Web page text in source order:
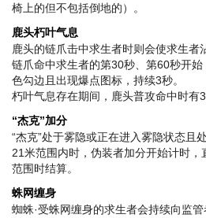
椅上的但不包括倒地的）。
鹿头朽叶气息
鹿头的链爪击中求生者时则会使求生者
链爪命中求生者的第30秒、第60秒开
色勾边且出现爆点图标，持续3秒。
朽叶气息存在期间，鹿头普攻命中时有
“杰克”加分
“杰克”处于雾隐或正在进入雾隐状态且
21米范围内时，伪装者加分开始计时，
范围时结算。
蛛网缠身
蜘蛛·受蛛网缠身的求生者会持续向监管